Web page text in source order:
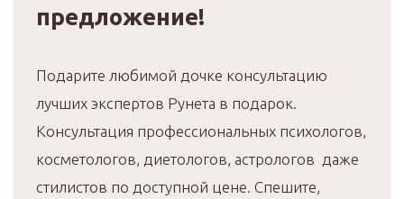
предложение!
Подарите любимой дочке консультацию
лучших экспертов Рунета в подарок.
Консультация профессиональных психологов,
косметологов, диетологов, астрологов даже
стилистов по доступной цене. Спешите,